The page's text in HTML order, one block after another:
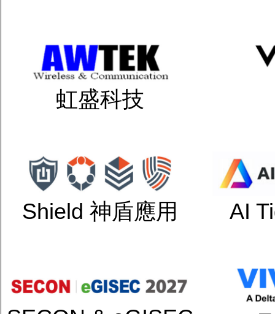
虹盛科技
Shield 神盾應用 AI